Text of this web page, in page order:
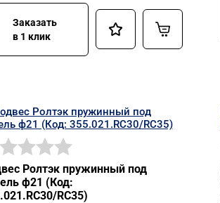
Заказать
в 1 клик
Ролтэк пружинный под
ф21 (Код:
RC35)